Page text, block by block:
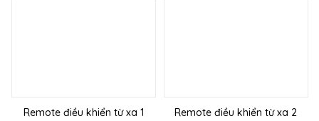
Remote điều khiển từ xa 1
Remote điều khiển từ xa 2